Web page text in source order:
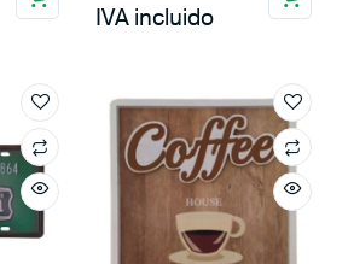
IVA incluido